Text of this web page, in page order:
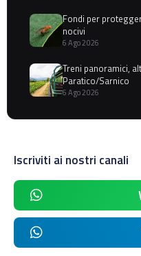
Fondi per
nocivi
6 Ago 2026
Treni panoramici,
Paratico/Sarnico
6 Ago 2026
Iscriviti ai nostri canali